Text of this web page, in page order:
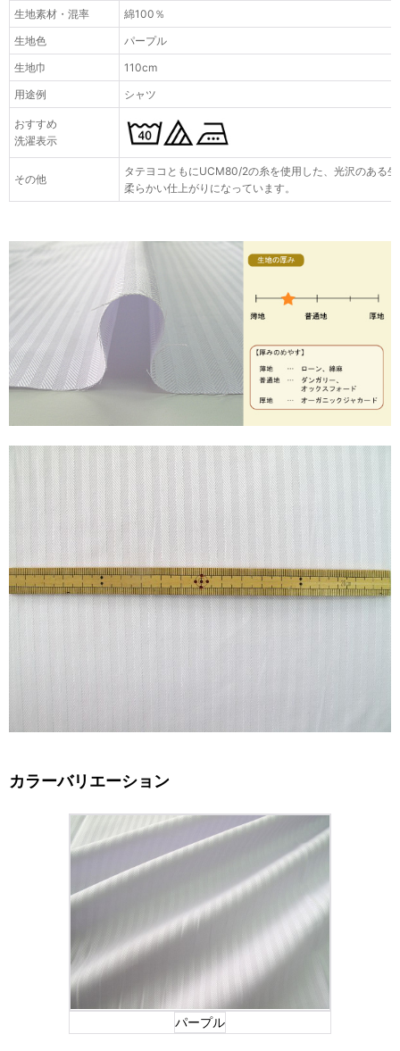
生地素材・混率
綿100％
生地色
パープル
生地巾
110cm
用途例
シャツ
おすすめ
洗濯表示
その他
タテヨコともにUCM80/2の糸を使用した、光沢のある
柔らかい仕上がりになっています。
カラーバリエーション
パープル